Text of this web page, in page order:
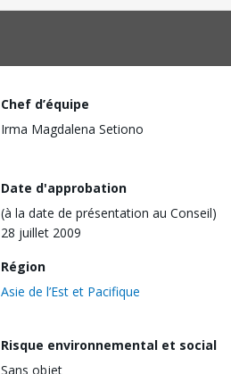
Chef d’équipe
Irma Magdalena Setiono
Date d'approbation
(à la date de présentation au Conseil)
28 juillet 2009
Région
Asie de l’Est et Pacifique
Risque environnemental et social
Sans objet